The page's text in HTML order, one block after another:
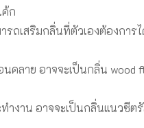
ก
ถเสริมกลิ่นที่ตัวเองต้องการ
ลาย อาจจะเป็นกลิ่น wood
งาน อาจจะเป็นกลิ่นแนวซีต